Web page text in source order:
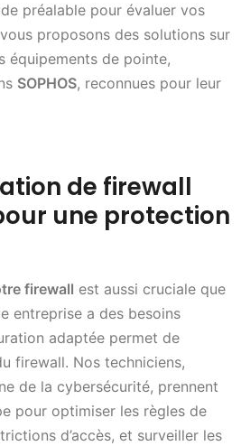
préalable pour évaluer vos
proposons des solutions sur
équipements de pointe,
SOPHOS, reconnues pour leur
de firewall
une protection
firewall est aussi cruciale que
entreprise a des besoins
adaptée permet de
firewall. Nos techniciens,
de la cybersécurité, prennent
pour optimiser les règles de
d’accès, et surveiller les